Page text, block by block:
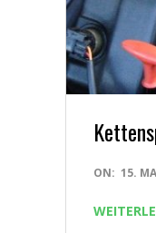
2016-
15
ON: 15.